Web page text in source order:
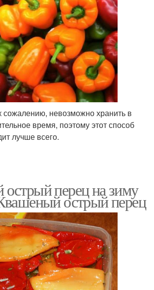
сожалению, невозможно хранить в
время, поэтому этот способ
лучше всего.
перец на зиму
острый перец